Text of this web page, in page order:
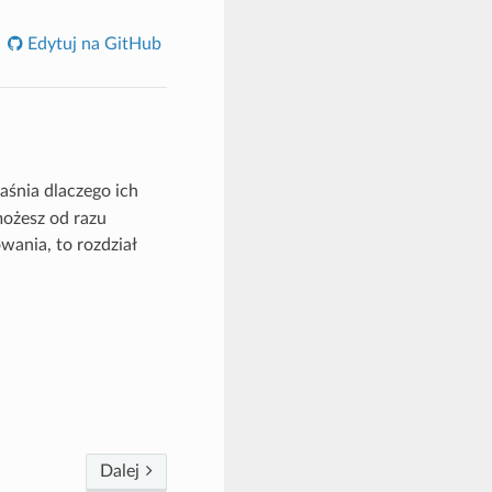
Edytuj na GitHub
dlaczego ich
od razu
to rozdział
Dalej